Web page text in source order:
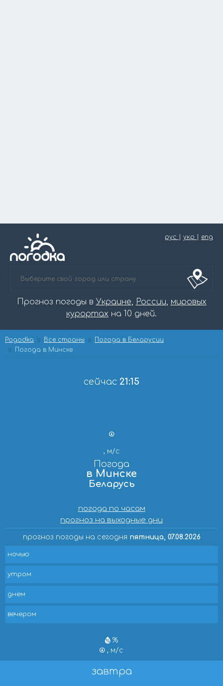
рус укр eng
Прогноз погоды в Украине, России, мировых
курортах на 10 дней.
Pogodka Все страны
Погода в Беларусии
Погода в Минске
сейчас 21:15
, м/с
Погода
в Минске
Беларусь
погода по часам
прогноз на выходные дни
прогноз погоды на сегодня пятница, 07.08.2026
ночью
утром
днем
вечером
%
, м/с
завтра